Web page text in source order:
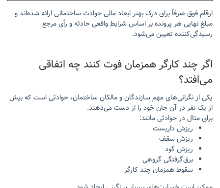
ارقام فوق صرفاً برای درک بهتر ابعاد مالی حوادث ساختمانی ارائه شده‌اند و
مبلغ نهایی هر پرونده بر اساس شرایط واقعی حادثه و رأی مرجع
رسیدگی‌کننده تعیین می‌شود.
اگر چند کارگر همزمان فوت کنند چه اتفاقی
می‌افتد؟
یکی از نگرانی‌های مهم سازندگان و مالکان ساختمان، حوادثی است که بیش
از یک نفر در آن جان خود را از دست می‌دهند.
برای مثال در حوادثی مانند:
ریزش داربست
ریزش سقف
ریزش گود
برق‌گرفتگی گروهی
سقوط همزمان چند کارگر